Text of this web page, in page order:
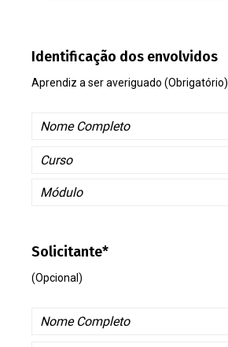
Identificação dos envolvidos
Aprendiz a ser averiguado (Obrigatório)
Solicitante*
(Opcional)